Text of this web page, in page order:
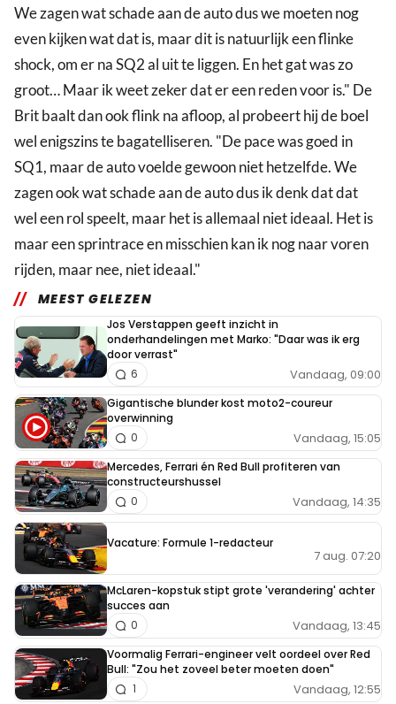
We zagen wat schade aan de auto dus we moeten nog
even kijken wat dat is, maar dit is natuurlijk een flinke
shock, om er na SQ2 al uit te liggen. En het gat was zo
groot… Maar ik weet zeker dat er een reden voor is." De
Brit baalt dan ook flink na afloop, al probeert hij de boel
wel enigszins te bagatelliseren. "De pace was goed in
SQ1, maar de auto voelde gewoon niet hetzelfde. We
zagen ook wat schade aan de auto dus ik denk dat dat
wel een rol speelt, maar het is allemaal niet ideaal. Het is
maar een sprintrace en misschien kan ik nog naar voren
rijden, maar nee, niet ideaal."
MEEST GELEZEN
Jos Verstappen geeft inzicht in
onderhandelingen met Marko: "Daar was ik erg
door verrast"
Vandaag, 09:00
6
Gigantische blunder kost moto2-coureur
overwinning
Vandaag, 15:05
0
Mercedes, Ferrari én Red Bull profiteren van
constructeurshussel
Vandaag, 14:35
0
Vacature: Formule 1-redacteur
7 aug. 07:20
McLaren-kopstuk stipt grote 'verandering' achter
succes aan
Vandaag, 13:45
0
Voormalig Ferrari-engineer velt oordeel over Red
Bull: "Zou het zoveel beter moeten doen"
Vandaag, 12:55
1